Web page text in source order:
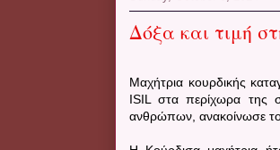
Δόξα και τιμή
Μαχήτρια κουρδικής
ISIL στα περίχωρα της
ανθρώπων, ανακοίνωσε